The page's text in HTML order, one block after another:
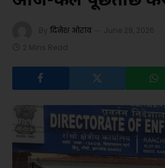
By दिनेश ओरांव June 29, 2026
2 Mins Read